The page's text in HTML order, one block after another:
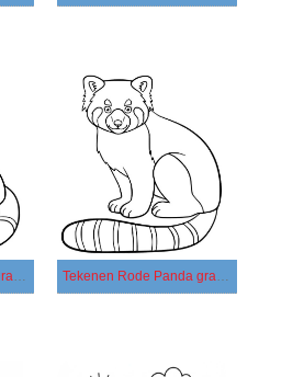
Tekenen Rode Panda gratis simpel Tekenen Rode Panda gratis voor kinderen